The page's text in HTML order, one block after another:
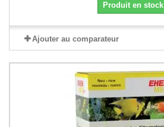
Produit en stock
Ajouter au comparateur